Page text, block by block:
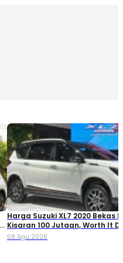
Harga Suzuki XL7 2020 Bekas
Kisaran 100 Jutaan, Worth It
08 Agu 2026